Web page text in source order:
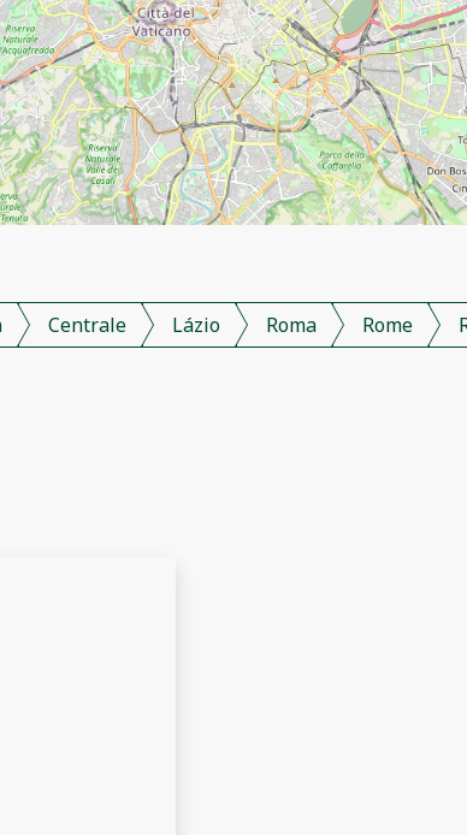
Centrale Lázio Roma Rome